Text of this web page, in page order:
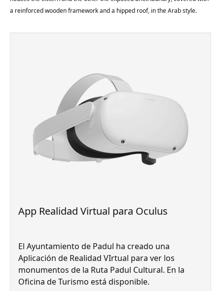
a reinforced wooden framework and a hipped roof, in the Arab style.
App Realidad Virtual para Oculus
El Ayuntamiento de Padul ha creado una
Aplicación de Realidad VIrtual para ver los
monumentos de la Ruta Padul Cultural. En la
Oficina de Turismo está disponible.